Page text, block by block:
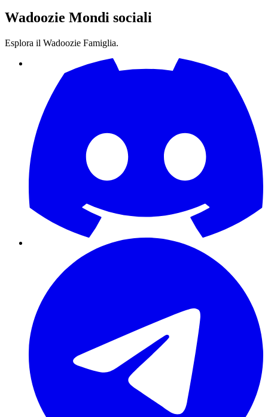
Wadoozie Mondi sociali
Esplora il Wadoozie Famiglia.